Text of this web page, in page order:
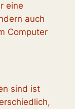
eine
auch
Computer
sind ist